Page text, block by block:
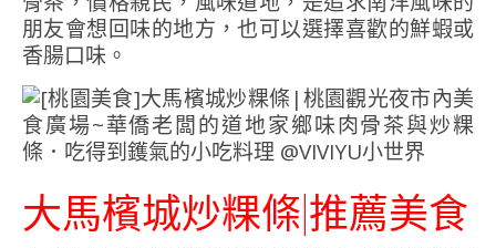
朋友會想回味的地方，也可以選擇喜歡的鮮蝦或
香腸口味。
大馬檳城炒粿條|推薦美食